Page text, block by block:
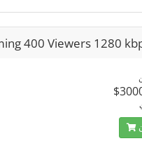
400 Viewers 1280